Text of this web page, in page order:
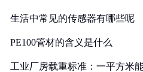
生活中常见的传感器有哪些呢
PE100管材的含义是什么
工业厂房载重标准：一平方米